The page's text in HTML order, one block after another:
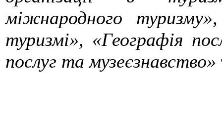
міжнародного туризму»,
туризмі», «Географія
послуг та музеєзнавство»